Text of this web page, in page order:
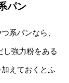
パン
系パンなら、
し強力粉をある
えておくとふ